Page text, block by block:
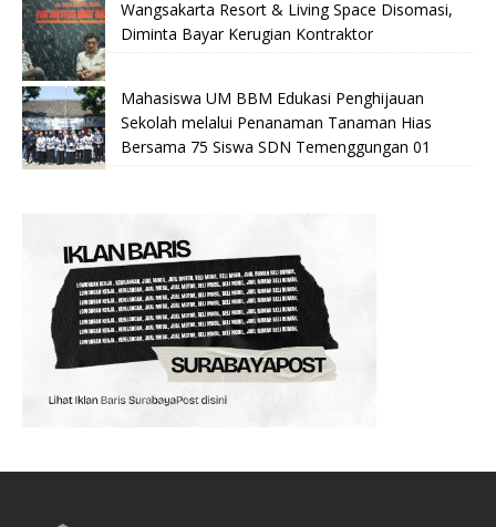
Wangsakarta Resort & Living Space Disomasi,
Diminta Bayar Kerugian Kontraktor
Mahasiswa UM BBM Edukasi Penghijauan
Sekolah melalui Penanaman Tanaman Hias
Bersama 75 Siswa SDN Temenggungan 01